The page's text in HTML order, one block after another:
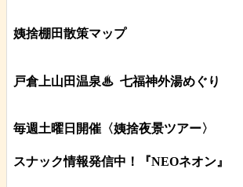
姨捨棚田散策マップ
戸倉上山田温泉♨ 七福神外湯めぐり
毎週土曜日開催〈姨捨夜景ツアー〉
スナック情報発信中！『NEOネオン』